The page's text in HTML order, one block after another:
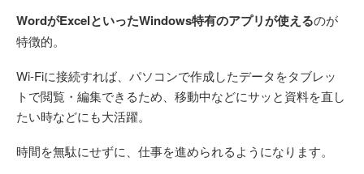
WordがExcelといったWindows特有のアプリが使えるのが
特徴的。
Wi-Fiに接続すれば、パソコンで作成したデータをタブレッ
トで閲覧・編集できるため、移動中などにサッと資料を直し
たい時などにも大活躍。
時間を無駄にせずに、仕事を進められるようになります。